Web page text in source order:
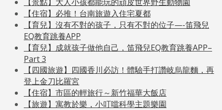
【住宿】必推！台南旅遊入住宅夏都
【育兒】沒有不對的孩子，只有不對的位子—-笛飛兒
EQ教育跳養APP
【育兒】成就孩子做他自己，笛飛兒EQ教育跳養APP–
Part 3
【四國旅遊】四國香川必訪！體驗手打讚岐烏龍麵，再
登上金刀比羅宮
【住宿】市區的輕旅行～新竹福華大飯店
【旅遊】寓教於樂，小叮噹科學主題樂園